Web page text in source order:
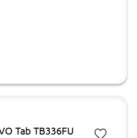
Tab TB336FU